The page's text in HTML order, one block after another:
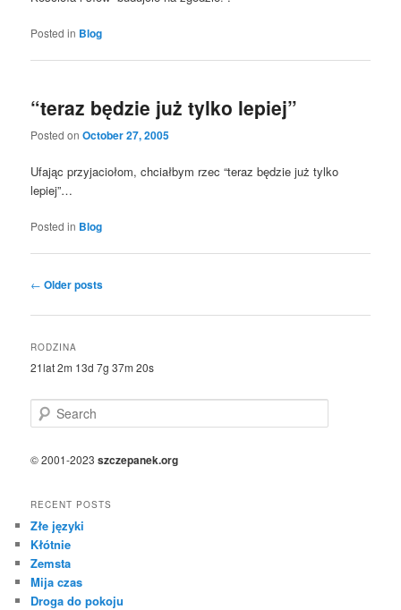
Posted in Blog
“teraz będzie już tylko lepiej”
Posted onOctober 27, 2005
Ufając przyjaciołom, chciałbym rzec “teraz będzie już tylko
lepiej”…
Posted in Blog
Post
← Older posts
RODZINA
21lat 2m 13d 7g 37m 20s
e
r© 2001-2023szczepanek.org
RECENT POSTS
Złe języki
Kłótnie
Zemsta
Mija czas
Droga do pokoju